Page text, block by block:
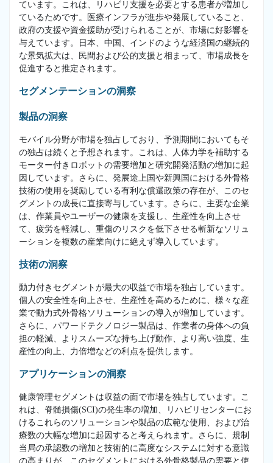
ています。これは、リハビリ支援を必要とする患者が増加し
ているためです。医療インフラが進歩や発展していること、
政府の支援や資金援助が受けられることが、市場に好影響を
与えています。日本、中国、インドのような経済国の継続的
な景気拡大は、民間および公的支援と相まって、市場成長を
促進すると推定されます。
セグメンテーションの洞察
製品の洞察
モバイル分野が市場を独占しており、予測期間においてもそ
の独占は続くと予想されます。これは、人体力学を補助する
モーター付きロボットの需要増加と研究開発活動の増加に起
因しています。さらに、発展途上国や新興国における外骨格
技術の使用を奨励している有利な償還政策の存在が、このセ
グメントの成長に直接寄与しています。さらに、主要な企業
は、作業員やユーザーの健康を支援し、生産性を向上させ
て、疲労を軽減し、重傷のリスクを低下させる斬新なソリュ
ーションを複数の産業向けに絶えず導入しています。
技術の洞察
動力付きセグメントが最大の収益で市場を独占しています。
個人の安全性を向上させ、生産性を高めるために、様々な産
業で動力式外骨格ソリューションの導入が増加しています。
さらに、パワードテクノロジー製品は、作業者の身体への負
担の軽減、よりスムーズな持ち上げ動作、より高い強度、生
産性の向上、力倍増などの利点を提供します。
アプリケーションの洞察
健康管理セグメントは収益の面で市場を独占しています。こ
れは、脊髄損傷(SCI)の発生率の増加、リハビリセンターにお
けるこれらのソリューションや製品の広範な使用、および治
療数の大幅な増加に起因すると考えられます。さらに、規制
当局の承認数の増加と技術的に高度なシステムに対する意識
の高まりが、このセグメントにおける外骨格製品の需要と使